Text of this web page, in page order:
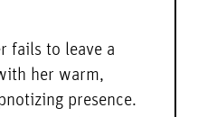
fails to leave a
her warm,
presence.